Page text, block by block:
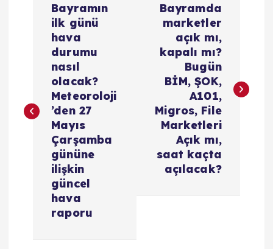
g
Bayramın
ilk günü
hava
durumu
nasıl
olacak?
Meteoroloji
’den 27
Mayıs
Çarşamba
gününe
ilişkin
güncel
hava
raporu
Bayramda
marketler
açık mı,
kapalı mı?
Bugün
BİM, ŞOK,
A101,
Migros, File
Marketleri
Açık mı,
saat kaçta
açılacak?